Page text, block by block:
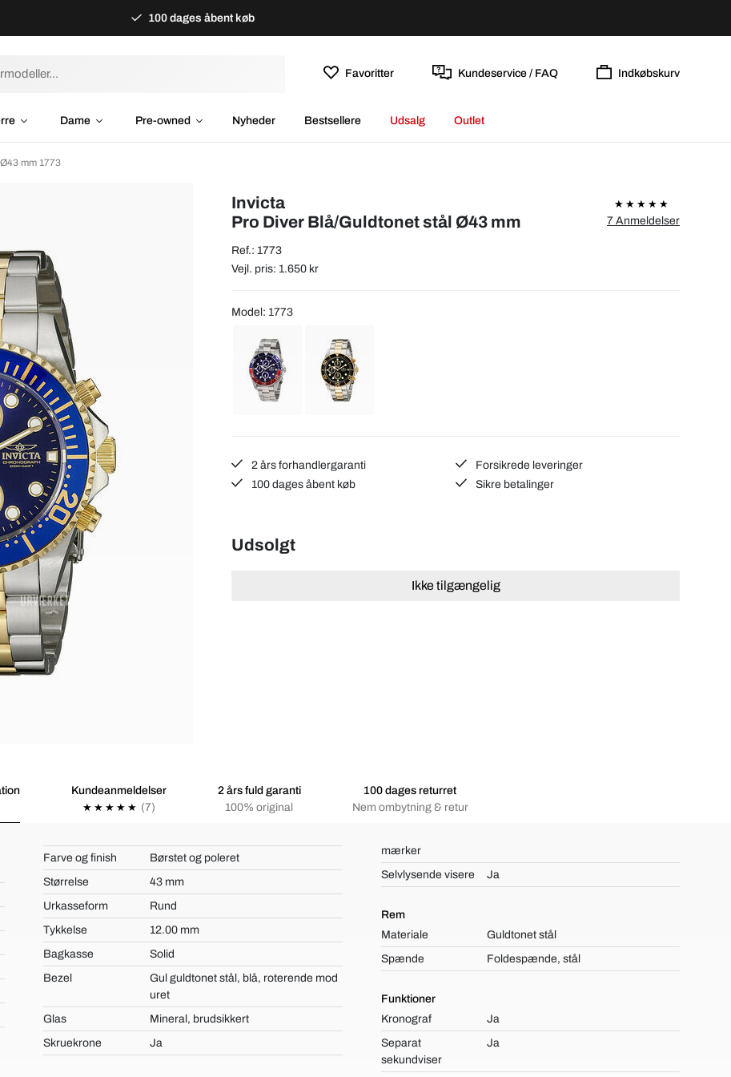
100 dages åbent køb
Favoritter Kundeservice / FAQ Indkøbskurv
Dame Pre-owned Nyheder Bestsellere Udsalg Outlet
mm 1773
Invicta
Pro Diver Blå/Guldtonet stål Ø43 mm
Ref.: 1773
7 Anmeldelser
Vejl. pris: 1.650 kr
Model: 1773
2 års forhandlergaranti
Forsikrede leveringer
100 dages åbent køb
Sikre betalinger
Udsolgt
Ikke tilgængelig
Kundeanmeldelser
(7)
2 års fuld garanti
100% original
100 dages returret
Nem ombytning & retur
Farve og finish
Børstet og poleret
Størrelse
43 mm
Urkasseform
Rund
Tykkelse
12.00 mm
Bagkasse
Solid
Bezel
Gul guldtonet stål, blå, roterende mod
uret
Glas
Mineral, brudsikkert
Skruekrone
Ja
mærker
Selvlysende visere
Ja
Rem
Materiale
Guldtonet stål
Spænde
Foldespænde, stål
Funktioner
Kronograf
Ja
Separat
sekundviser
Ja